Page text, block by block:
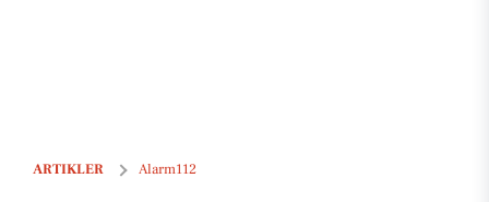
ARTIKLER Alarm112
Nordjyllands Beredskab: Brand i bygning